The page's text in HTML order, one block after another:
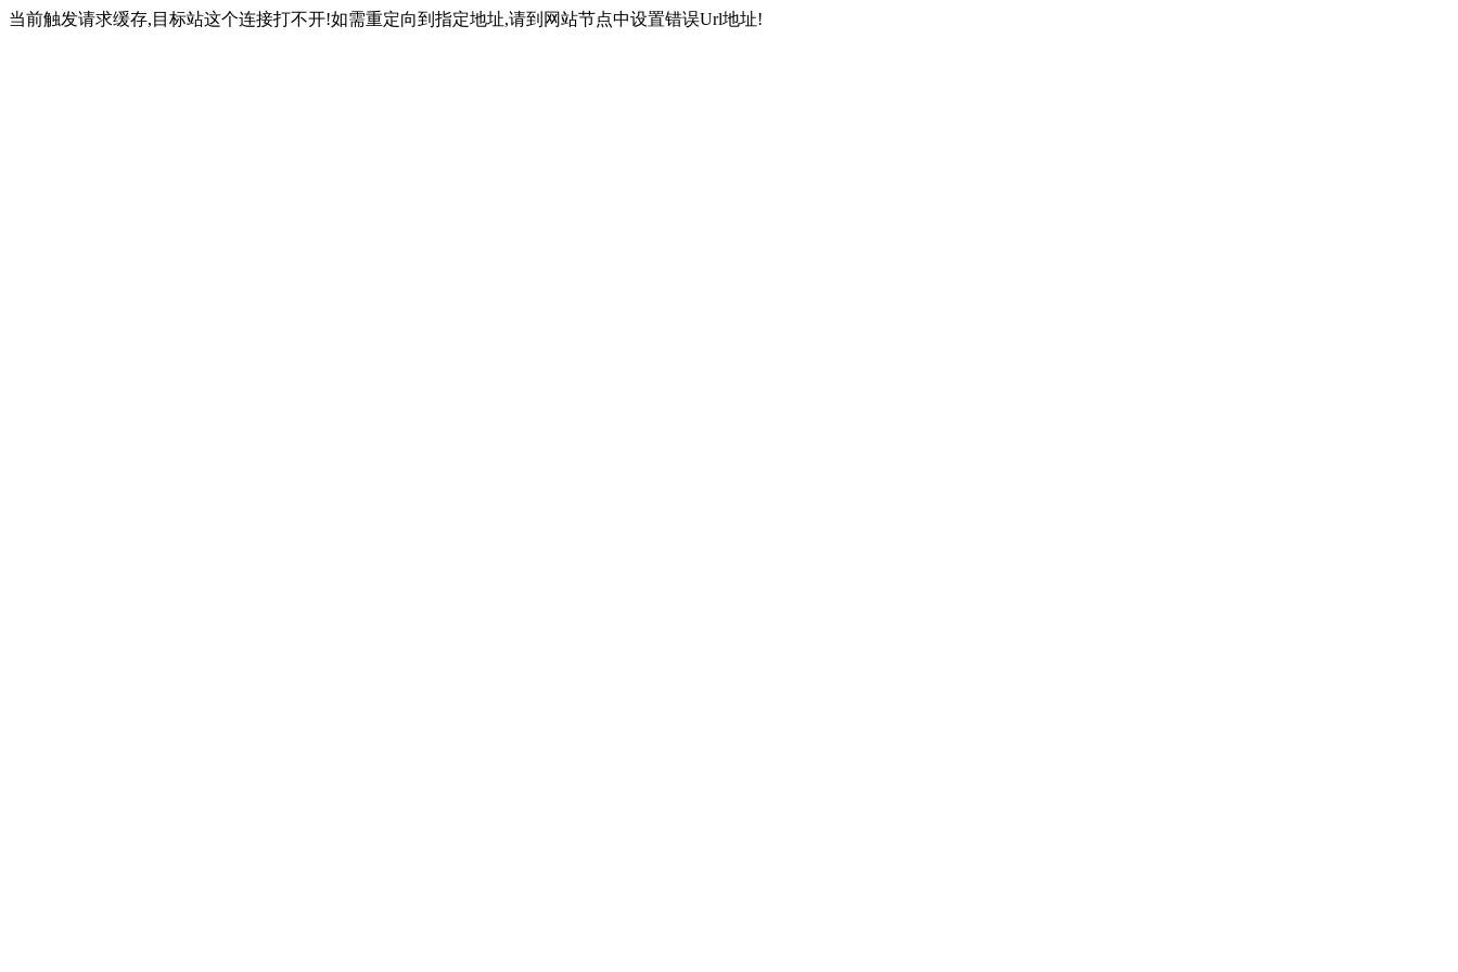
当前触发请求缓存,目标站这个连接打不开!如需重定向到指定地址,请到网站节点中设置错误Url地址!